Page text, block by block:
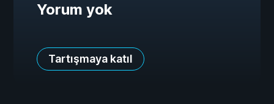
Yorum yok
Tartışmaya katıl